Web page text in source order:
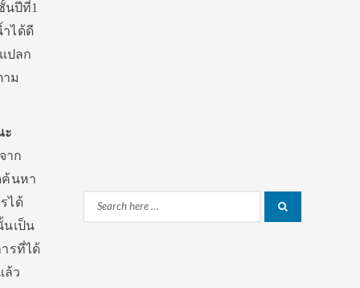
นปีที่1
ได้ดี
ปลก
ม
ะ
าก
ค้นหา
ได้
นเป็น
รที่ได้
ล้ว
Search